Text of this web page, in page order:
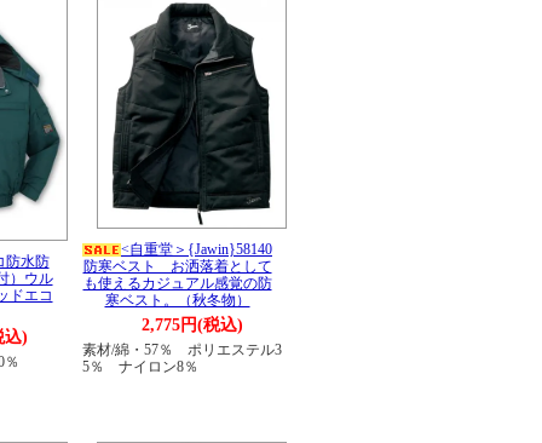
防水防
）ウル
ドエコ
込)
％
<自重堂＞{Jawin}58140
防寒ベスト お洒落着として
も使えるカジュアル感覚の防
寒ベスト。（秋冬物）
2,775円(税込)
素材/綿・57％ ポリエステル3
5％ ナイロン8％